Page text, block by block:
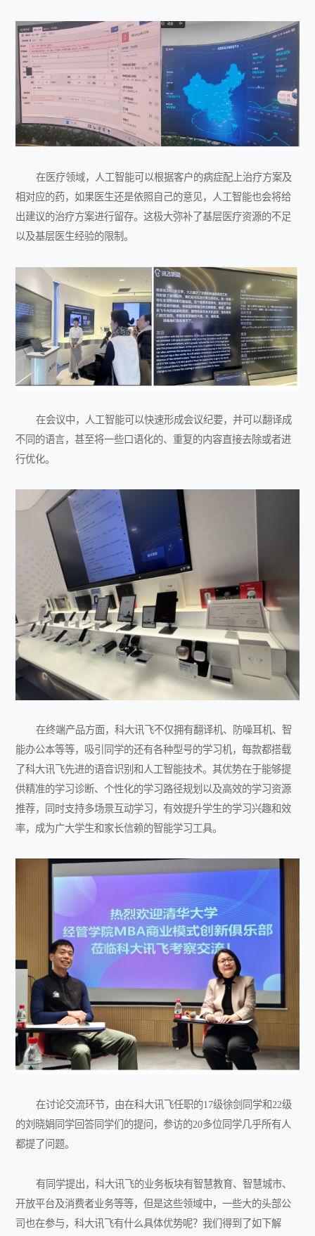
在医疗领域，人工智能可以根据客户的病症配上治疗方案及
相对应的药，如果医生还是依照自己的意见，人工智能也会将给
出建议的治疗方案进行留存。这极大弥补了基层医疗资源的不足
以及基层医生经验的限制。
在会议中，人工智能可以快速形成会议纪要，并可以翻译成
不同的语言，甚至将一些口语化的、重复的内容直接去除或者进
行优化。
在终端产品方面，科大讯飞不仅拥有翻译机、防噪耳机、智
能办公本等等，吸引同学的还有各种型号的学习机，每款都搭载
了科大讯飞先进的语音识别和人工智能技术。其优势在于能够提
供精准的学习诊断、个性化的学习路径规划以及高效的学习资源
推荐，同时支持多场景互动学习，有效提升学生的学习兴趣和效
率，成为广大学生和家长信赖的智能学习工具。
在讨论交流环节，由在科大讯飞任职的17级徐剑同学和22级
的刘晓娟同学回答同学们的提问，参访的20多位同学几乎所有人
都提了问题。
有同学提出，科大讯飞的业务板块有智慧教育、智慧城市、
开放平台及消费者业务等等，但是这些领域中，一些大的头部公
司也在参与，科大讯飞有什么具体优势呢？我们得到了如下解